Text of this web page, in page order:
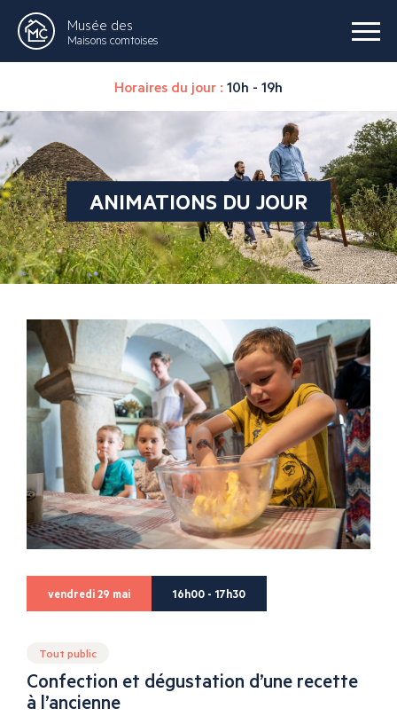
Musée des
Maisons comtoises
Horaires du jour : 10h - 19h
ANIMATIONS DU JOUR
vendredi 29 mai 16h00 - 17h30
Tout public
Confection et dégustation d’une recette
à l’ancienne